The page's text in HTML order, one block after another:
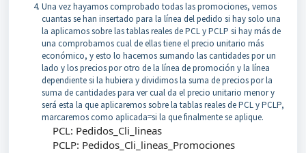
Una vez hayamos comprobado todas las promociones, vemos
cuantas se han insertado para la línea del pedido si hay solo una
la aplicamos sobre las tablas reales de PCL y PCLP si hay más de
una comprobamos cual de ellas tiene el precio unitario más
económico, y esto lo hacemos sumando las cantidades por un
lado y los precios por otro de la línea de promoción y la línea
dependiente si la hubiera y dividimos la suma de precios por la
suma de cantidades para ver cual da el precio unitario menor y
será esta la que aplicaremos sobre la tablas reales de PCL y PCLP,
marcaremos como aplicada=si la que finalmente se aplique.
PCL: Pedidos_Cli_lineas
PCLP: Pedidos_Cli_lineas_Promociones